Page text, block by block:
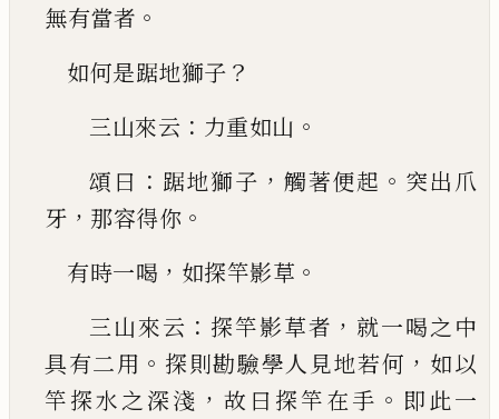
無有當者 。
如何是踞地獅子 ？
三山來云 ： 力重如山 。
頌曰 ： 踞地獅子 ， 觸著便起 。 突出爪
牙 ， 那容得你 。
有時一喝 ， 如探竿影草 。
三山來云 ： 探竿影草者 ， 就一喝之中
具有二用 。 探則勘驗學人見地若何 ， 如以
竿探水之深淺 ， 故曰 探竿在手 。 即此一